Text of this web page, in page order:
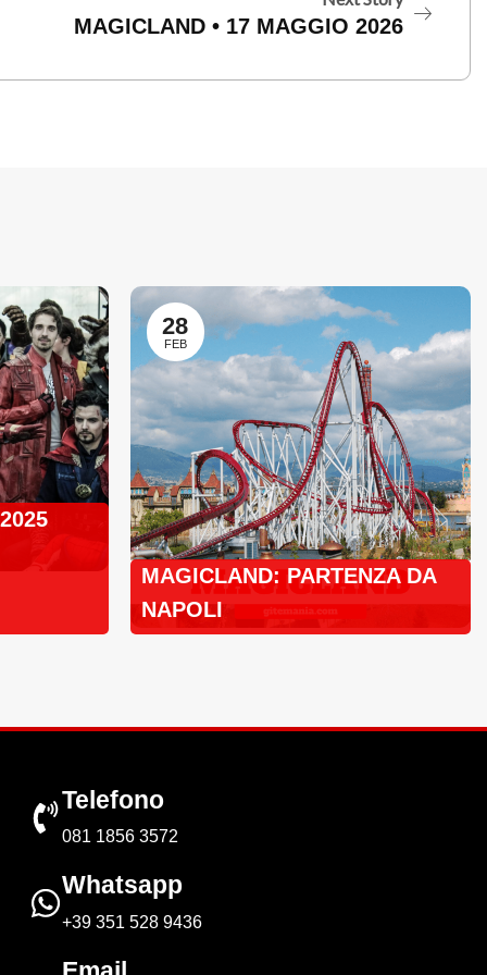
MAGICLAND • 17 MAGGIO 2026
28
FEB
MAGICLAND: PARTENZA DA
NAPOLI
Telefono
081 1856 3572
Whatsapp
+39 351 528 9436